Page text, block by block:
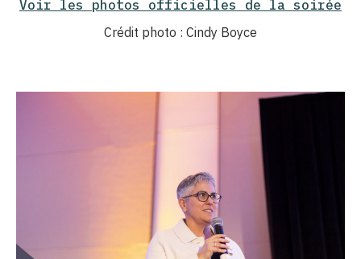
Voir les photos officielles de la soirée
Crédit photo : Cindy Boyce